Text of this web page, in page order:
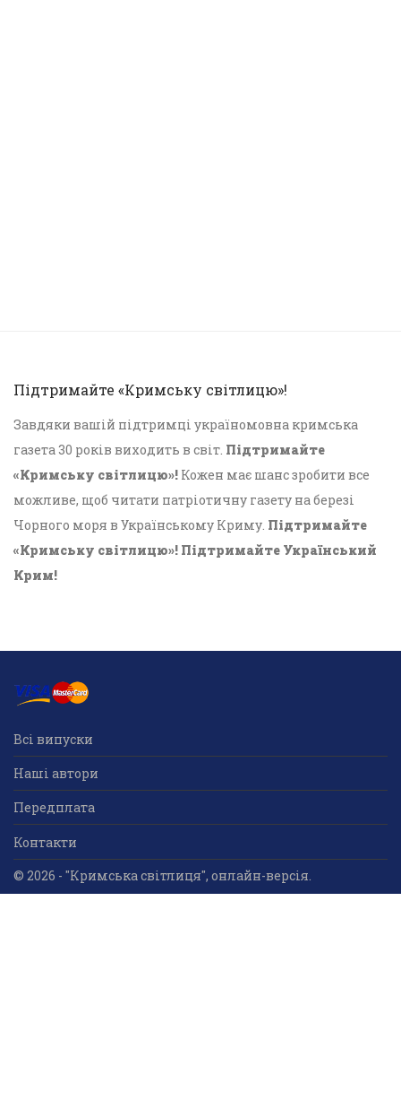
Підтримайте «Кримську світлицю»!
Завдяки вашій підтримці україномовна кримська
газета 30 років виходить в світ. Підтримайте
«Кримську світлицю»! Кожен має шанс зробити все
можливе, щоб читати патріотичну газету на березі
Чорного моря в Українському Криму. Підтримайте
«Кримську світлицю»! Підтримайте Український
Крим!
Всі випуски
Наші автори
Передплата
Контакти
© 2026 - "Кримська світлиця", онлайн-версія.